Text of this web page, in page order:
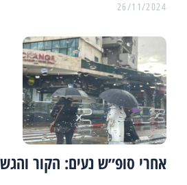
26/11/2024
אחרי סופ״ש נעים: הקור